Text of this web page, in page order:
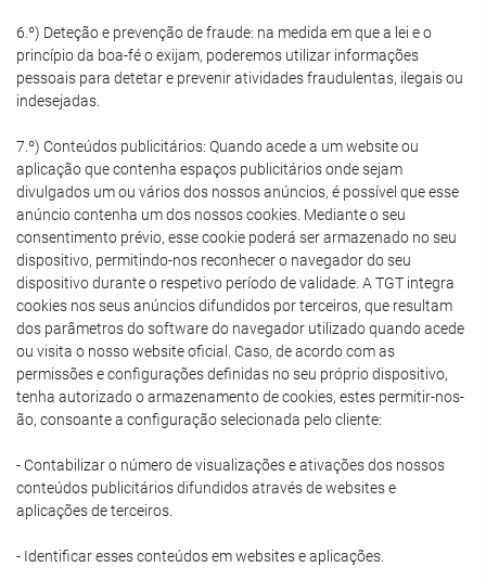
6.º) Deteção e prevenção de fraude: na medida em que a lei e o
princípio da boa-fé o exijam, poderemos utilizar informações
pessoais para detetar e prevenir atividades fraudulentas, ilegais ou
indesejadas.
7.º) Conteúdos publicitários: Quando acede a um website ou
aplicação que contenha espaços publicitários onde sejam
divulgados um ou vários dos nossos anúncios, é possível que esse
anúncio contenha um dos nossos cookies. Mediante o seu
consentimento prévio, esse cookie poderá ser armazenado no seu
dispositivo, permitindo-nos reconhecer o navegador do seu
dispositivo durante o respetivo período de validade. A TGT integra
cookies nos seus anúncios difundidos por terceiros, que resultam
dos parâmetros do software do navegador utilizado quando acede
ou visita o nosso website oficial. Caso, de acordo com as
permissões e configurações definidas no seu próprio dispositivo,
tenha autorizado o armazenamento de cookies, estes permitir-nos-
ão, consoante a configuração selecionada pelo cliente:
- Contabilizar o número de visualizações e ativações dos nossos
conteúdos publicitários difundidos através de websites e
aplicações de terceiros.
- Identificar esses conteúdos em websites e aplicações.